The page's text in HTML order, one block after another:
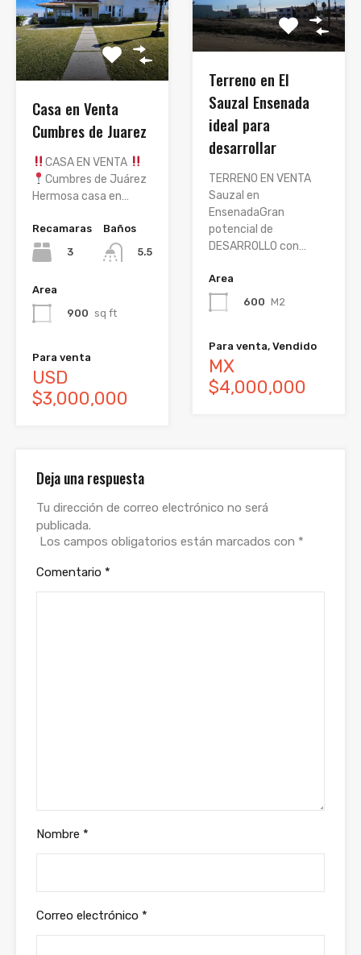
Casa en Venta
Cumbres de Juarez
CASA EN VENTA
Cumbres de Juárez
Hermosa casa en…
Recamaras
3
Baños
5.5
Area
900 sq ft
Para venta
USD
$3,000,000
Terreno en El
Sauzal Ensenada
ideal para
desarrollar
TERRENO EN VENTA
Sauzal en
EnsenadaGran
potencial de
DESARROLLO con…
Area
600 M2
Para venta, Vendido
MX
$4,000,000
Deja una respuesta
Tu dirección de correo electrónico no será
publicada.
Los campos obligatorios están marcados con *
Comentario *
Nombre *
Correo electrónico *